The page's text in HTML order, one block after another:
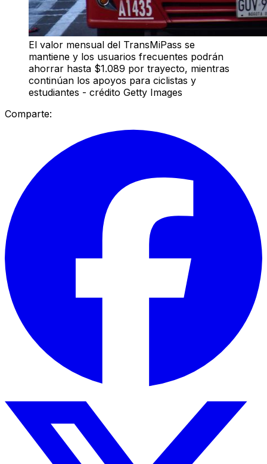
El valor mensual del TransMiPass se
mantiene y los usuarios frecuentes podrán
ahorrar hasta $1.089 por trayecto, mientras
continúan los apoyos para ciclistas y
estudiantes - crédito Getty Images
Comparte: